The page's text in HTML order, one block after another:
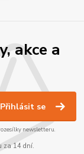
akce a
Přihlásit se
newsletteru.
za 14 dní.